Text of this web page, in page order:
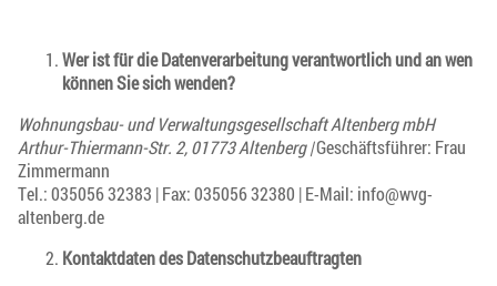
Wer ist für die Datenverarbeitung verantwortlich und an wen
können Sie sich wenden?
Wohnungsbau- und Verwaltungsgesellschaft Altenberg mbH
Arthur-Thiermann-Str. 2, 01773 Altenberg |Geschäftsführer: Frau
Zimmermann
Tel.: 035056 32383 | Fax: 035056 32380 | E-Mail: info@­wvg-
altenberg.de
Kontaktdaten des Datenschutzbeauftragten